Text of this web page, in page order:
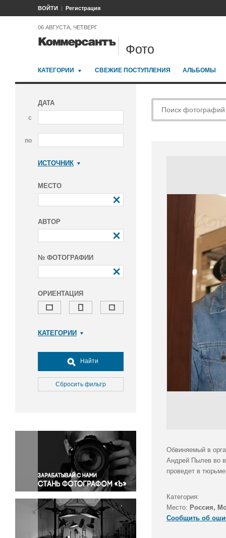
ВОЙТИ Регистрация
06 АВГУСТА, ЧЕТВЕРГ
Фото
КАТЕГОРИИ СВЕЖИЕ ПОСТУПЛЕНИЯ АЛЬБОМЫ
ДАТА
с
по
ИСТОЧНИК
МЕСТО
АВТОР
№ ФОТОГРАФИИ
ОРИЕНТАЦИЯ
КАТЕГОРИИ
Досуг, туризм и отдых
Культура
Медицина
Окружающая среда
Политика
Правосудие
Происшествия и конфликты
Религия
Светская жизнь
Спорт
Экология
Экономика и бизнес
Найти
Сбросить фильтр
Обвиняемый в
Андрей Пылев во
проведет в
Категория:
Место: Россия,
Сообщить об